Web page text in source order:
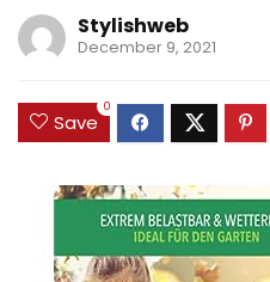
Stylishweb
December 9, 2021
Save
0